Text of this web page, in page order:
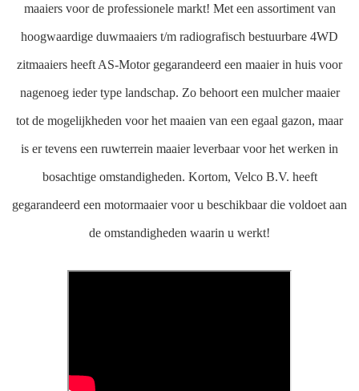
maaiers voor de professionele markt! Met een assortiment van
hoogwaardige duwmaaiers t/m radiografisch bestuurbare 4WD
zitmaaiers heeft AS-Motor gegarandeerd een maaier in huis voor
nagenoeg ieder type landschap. Zo behoort een mulcher maaier
tot de mogelijkheden voor het maaien van een egaal gazon, maar
is er tevens een ruwterrein maaier leverbaar voor het werken in
bosachtige omstandigheden. Kortom, Velco B.V. heeft
gegarandeerd een motormaaier voor u beschikbaar die voldoet aan
de omstandigheden waarin u werkt!